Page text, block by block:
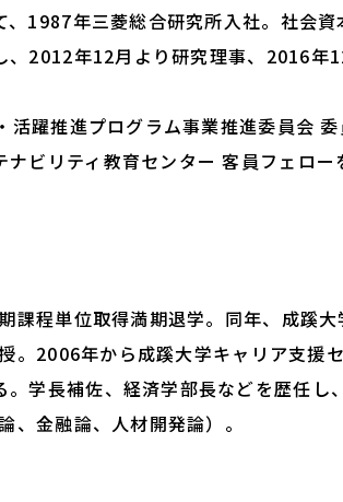
1987年三菱総合研究所入社。社会資
、2012年12月より研究理事、2016年
躍推進プログラム事業推進委員会
ビリティ教育センター 客員フェロー
課程単位取得満期退学。同年、成蹊大
。2006年から成蹊大学キャリア支援
学長補佐、経済学部長などを歴任し
金融論、人材開発論）。